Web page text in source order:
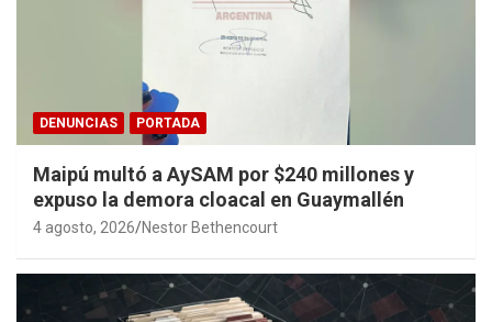
DENUNCIAS PORTADA
Maipú multó a AySAM por $240 millones y
expuso la demora cloacal en Guaymallén
4 agosto, 2026 Nestor Bethencourt